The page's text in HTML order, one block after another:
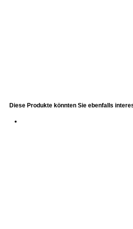
Diese Produkte könnten Sie ebenfalls